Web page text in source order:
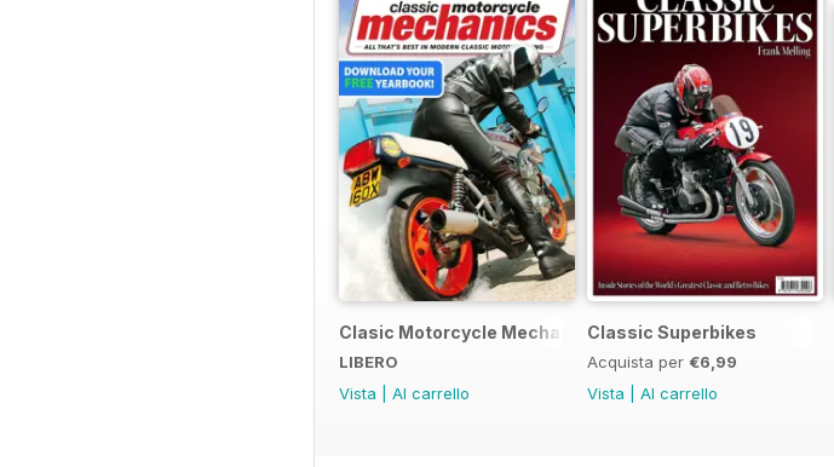
Clasic Motorcycle Mechanics - Special Edition - Free
LIBERO
Vista
Al carrello
Classic Superbikes
Acquista per €6,99
Vista
Al carrello